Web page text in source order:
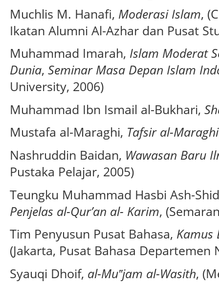
Muchlis M. Hanafi, Moderasi Islam,
Ikatan Alumni Al-Azhar dan Pusat
Muhammad Imarah, Islam Moderat
Dunia, Seminar Masa Depan Islam
University, 2006)
Muhammad Ibn Ismail al-Bukhari,
Mustafa al-Maraghi, Tafsir al-Maraghi
Nashruddin Baidan, Wawasan Baru
Pustaka Pelajar, 2005)
Teungku Muhammad Hasbi Ash-
Penjelas al-Qur’an al- Karim,
Tim Penyusun Pusat Bahasa, Kamus
(Jakarta, Pusat Bahasa Departemen
Syauqi Dhoif, al-Mu‟jam al-Wasith,